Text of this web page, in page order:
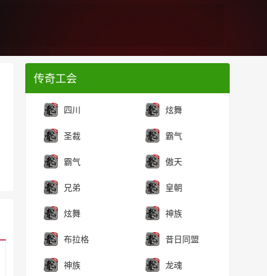
传奇工会
炫舞
四川
霸气
圣裁
傲天
霸气
皇朝
兄弟
神族
炫舞
昔日同盟
布拉格
龙魂
神族